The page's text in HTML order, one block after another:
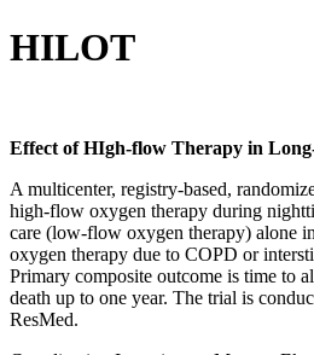
HILOT
Effect of HIgh-flow Therapy in
A multicenter, registry-based,
high-flow oxygen therapy during
care (low-flow oxygen therapy) alone
oxygen therapy due to COPD or
Primary composite outcome is time to
death up to one year. The trial is
ResMed.